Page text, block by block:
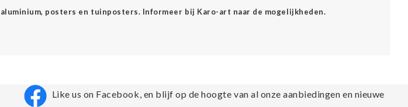
aluminium, posters en tuinposters. Informeer bij Karo-art naar de mogelijkheden.
Like us on Facebook, en blijf op de hoogte van al onze aanbiedingen en nieuwe